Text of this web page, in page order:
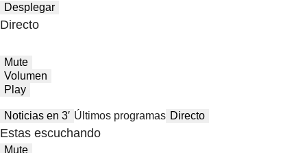
Desplegar
Directo
Mute
Volumen
Play
Noticias en 3′ Últimos programas Directo
Estas escuchando
Mute